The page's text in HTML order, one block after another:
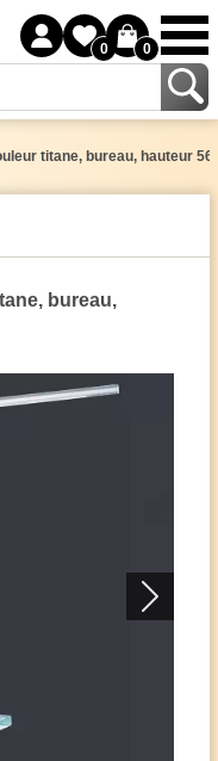
0 0
titane, bureau, hauteur
bureau,